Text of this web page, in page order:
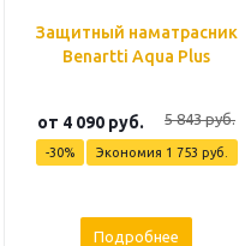
Защитный наматрасник
Benartti Aqua Plus
от 4 090 руб. 5 843 руб.
-30% Экономия 1 753 руб.
Подробнее